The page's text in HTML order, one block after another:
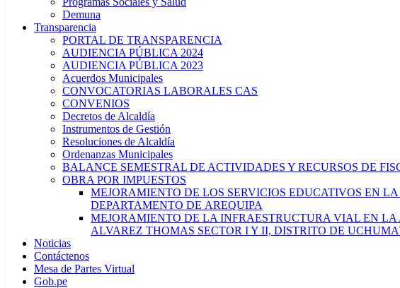
Demuna
Transparencia
PORTAL DE TRANSPARENCIA
AUDIENCIA PÚBLICA 2024
AUDIENCIA PÚBLICA 2023
Acuerdos Municipales
CONVOCATORIAS LABORALES CAS
CONVENIOS
Decretos de Alcaldía
Instrumentos de Gestión
Resoluciones de Alcaldía
Ordenanzas Municipales
BALANCE SEMESTRAL DE ACTIVIDADES Y RECURSOS DE
OBRA POR IMPUESTOS
MEJORAMIENTO DE LOS SERVICIOS EDUCATIVOS EN
DEPARTAMENTO DE AREQUIPA
MEJORAMIENTO DE LA INFRAESTRUCTURA VIAL EN
ALVAREZ THOMAS SECTOR I Y II, DISTRITO DE
Noticias
Contáctenos
Mesa de Partes Virtual
Gob.pe